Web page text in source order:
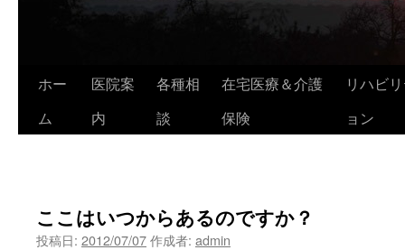
ホー
ム
医院案
内
各種相
談
在宅医療＆介護
保険
リハビ
ョン
ここはいつからあるのですか？
投稿日: 2012/07/07作成者: admin